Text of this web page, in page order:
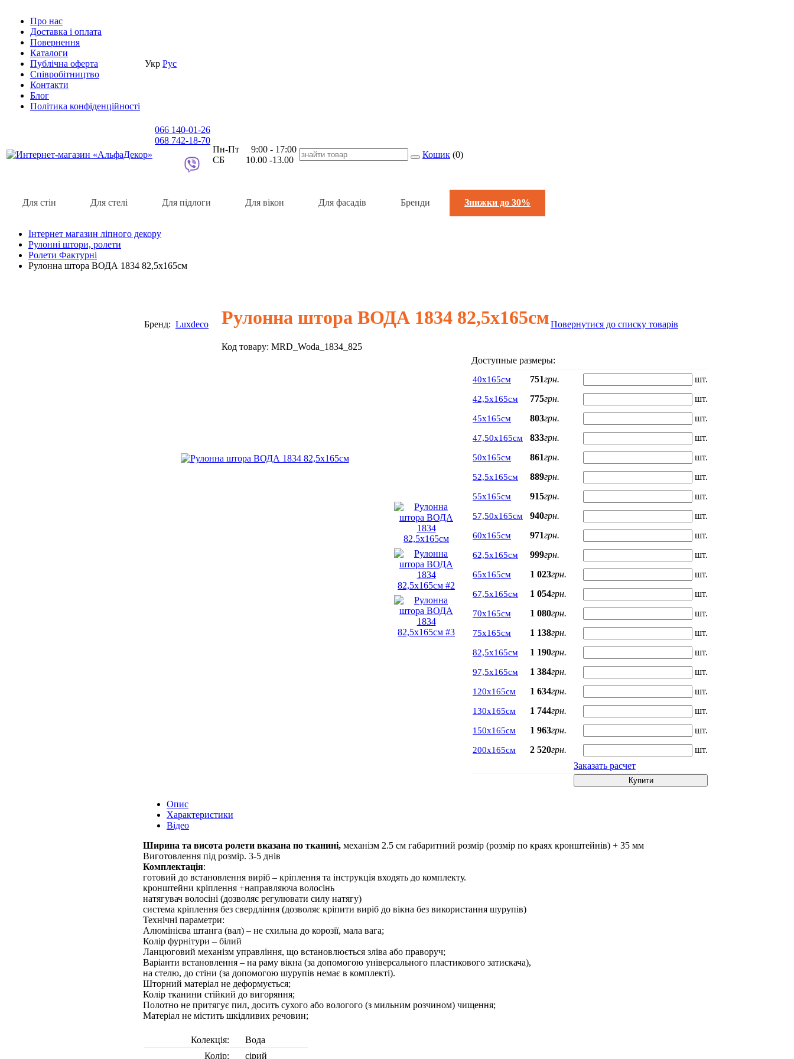
Про нас
Доставка i оплата
Повернення
Каталоги
Публічна оферта
Співробітництво
Контакти
Блог
Політика конфіденційності
Укр Рус
066 140-01-26
068 742-18-70
Пн-Пт 9:00 - 17:00
СБ 10.00 -13.00
Кошик (0)
Для стін Для стелі Для підлоги Для вікон Для фасадів Бренди Знижки до 30%
Інтернет магазин ліпного декору
Рулонні штори, ролети
Ролети Фактурні
Рулонна штора ВОДА 1834 82,5х165см
Бренд: Luxdeco Рулонна штора ВОДА 1834 82,5х165см
Код товару: MRD_Woda_1834_825
Повернутися до списку товарів
Доступные размеры:
40х165см 751грн. шт.
42,5х165см 775грн. шт.
45х165см 803грн. шт.
47,50х165см 833грн. шт.
50х165см 861грн. шт.
52,5х165см 889грн. шт.
55х165см 915грн. шт.
57,50х165см 940грн. шт.
60х165см 971грн. шт.
62,5х165см 999грн. шт.
65х165см 1 023грн. шт.
67,5х165см 1 054грн. шт.
70х165см 1 080грн. шт.
75х165см 1 138грн. шт.
82,5х165см 1 190грн. шт.
97,5х165см 1 384грн. шт.
120х165см 1 634грн. шт.
130х165см 1 744грн. шт.
150х165см 1 963грн. шт.
200х165см 2 520грн.
шт.
Заказать расчет
Купити
Опис
Характеристики
Відео
Ширина та висота ролети вказана по тканині, механізм 2.5 см габаритний розмір (розмір по краях кронштейнів) + 35 мм
Виготовлення під розмір. 3-5 днiв
Комплектація:
готовий до встановлення виріб – кріплення та інструкція входять до комплекту.
кронштейни кріплення +направляюча волосінь
натягувач волосіні (дозволяє регулювати силу натягу)
система кріплення без свердління (дозволяє кріпити виріб до вікна без використання шурупів)
Технічні параметри:
Алюмінієва штанга (вал) – не схильна до корозії, мала вага;
Колір фурнітури – білий
Ланцюговий механізм управління, що встановлюється зліва або праворуч;
Варіанти встановлення – на раму вікна (за допомогою універсального пластикового затискача),
на стелю, до стіни (за допомогою шурупів немає в комплекті).
Шторний матеріал не деформується;
Колір тканини стійкий до вигоряння;
Полотно не притягує пил, досить сухого або вологого (з мильним розчином) чищення;
Матеріал не містить шкідливих речовин;
Колекція:
Вода
Колір:
сірий